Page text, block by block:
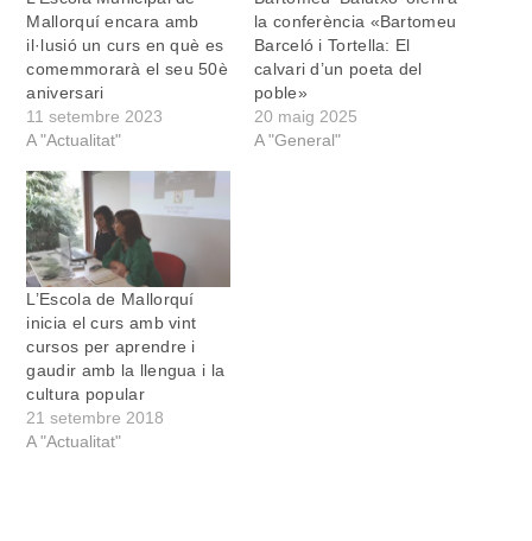
Mallorquí encara amb
il·lusió un curs en què es
comemmorarà el seu 50è
aniversari
11 setembre 2023
A "Actualitat"
la conferència «Bartomeu
Barceló i Tortella: El
calvari d’un poeta del
poble»
20 maig 2025
A "General"
L’Escola de Mallorquí
inicia el curs amb vint
cursos per aprendre i
gaudir amb la llengua i la
cultura popular
21 setembre 2018
A "Actualitat"